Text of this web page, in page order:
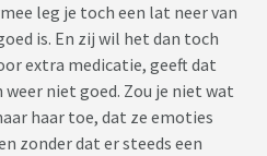
leg je toch een lat neer van
is. En zij wil het dan toch
extra medicatie, geeft dat
niet goed. Zou je niet wat
haar toe, dat ze emoties
zonder dat er steeds een